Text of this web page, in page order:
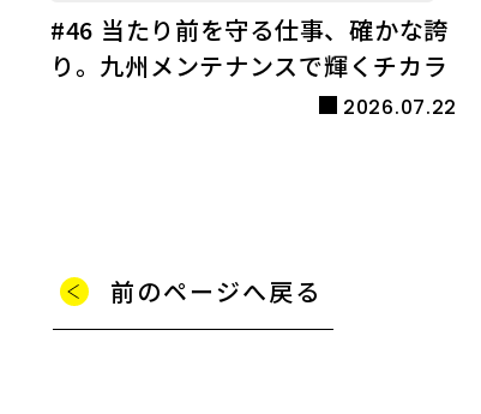
#46 当たり前を守る仕事、確かな誇
り。九州メンテナンスで輝くチカラ
2026.07.22
前のページへ戻る